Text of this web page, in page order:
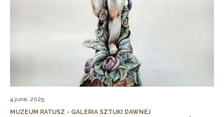
4 june, 2025
MUZEUM RATUSZ - GALERIA SZTUKI DAWNEJ